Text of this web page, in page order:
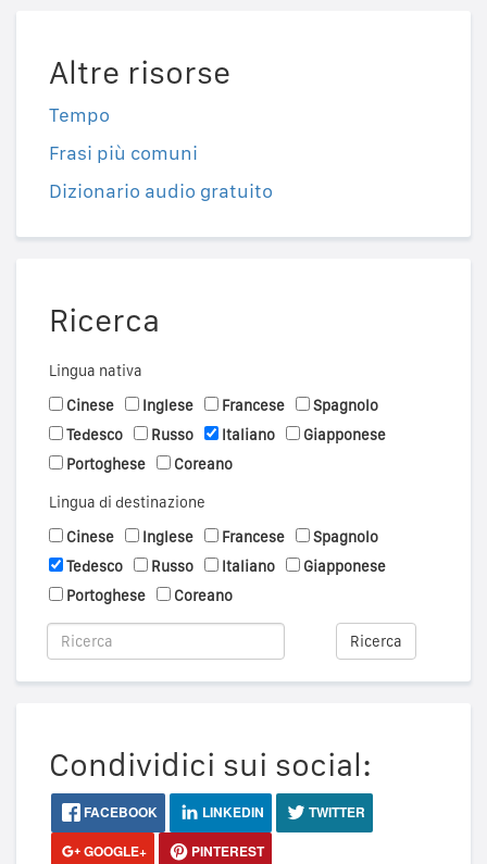
Altre risorse
Tempo
Frasi più comuni
Dizionario audio gratuito
Ricerca
Lingua nativa
Cinese
Inglese Francese
Spagnolo
Tedesco
Russo Italiano
Giapponese
Portoghese
Coreano
Lingua di destinazione
Cinese
Inglese Francese
Spagnolo
Tedesco
Russo Italiano
Giapponese
Portoghese
Coreano
Ricerca
Condividici sui social:
FACEBOOK LINKEDIN
TWITTER
GOOGLE+
PINTEREST